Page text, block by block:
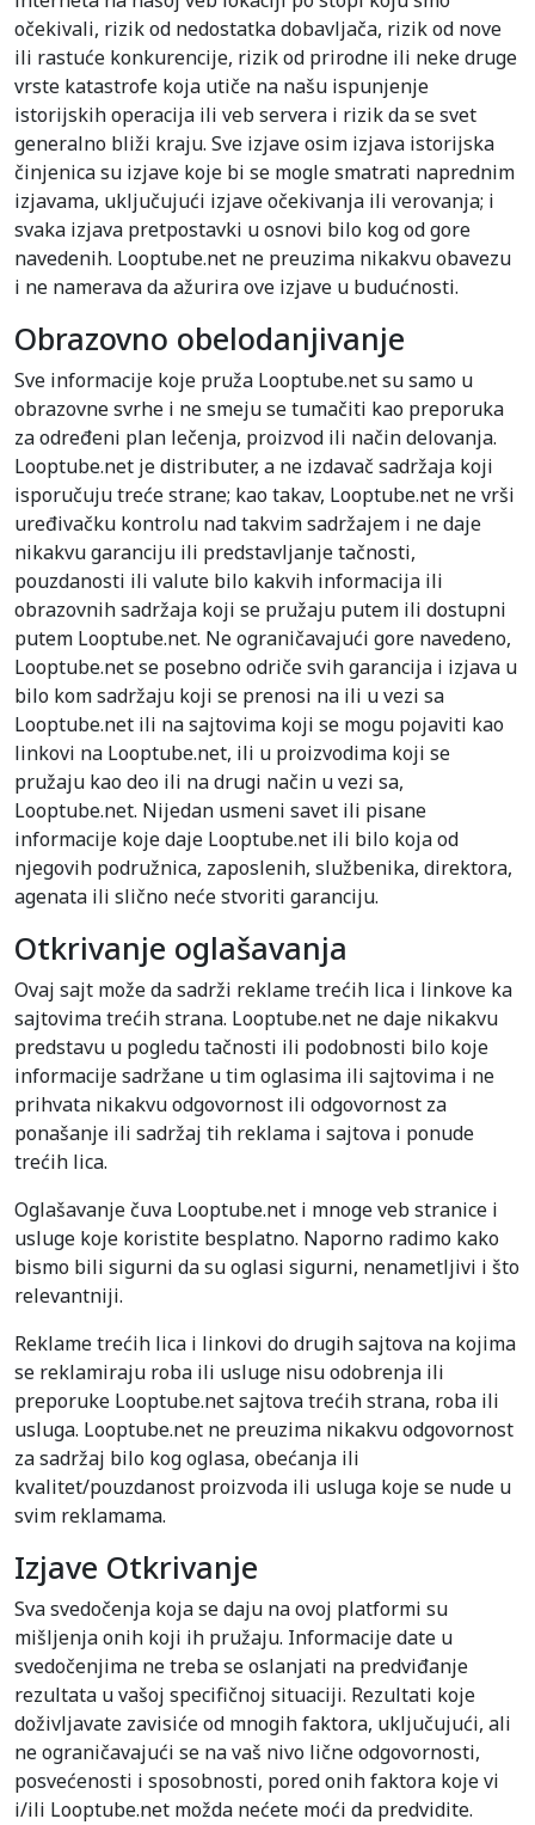
očekivali, rizik od nedostatka dobavljača, rizik od nove
ili rastuće konkurencije, rizik od prirodne ili neke druge
vrste katastrofe koja utiče na našu ispunjenje
istorijskih operacija ili veb servera i rizik da se svet
generalno bliži kraju. Sve izjave osim izjava istorijska
činjenica su izjave koje bi se mogle smatrati naprednim
izjavama, uključujući izjave očekivanja ili verovanja; i
svaka izjava pretpostavki u osnovi bilo kog od gore
navedenih. Looptube.net ne preuzima nikakvu obavezu
i ne namerava da ažurira ove izjave u budućnosti.
Obrazovno obelodanjivanje
Sve informacije koje pruža Looptube.net su samo u
obrazovne svrhe i ne smeju se tumačiti kao preporuka
za određeni plan lečenja, proizvod ili način delovanja.
Looptube.net je distributer, a ne izdavač sadržaja koji
isporučuju treće strane; kao takav, Looptube.net ne vrši
uređivačku kontrolu nad takvim sadržajem i ne daje
nikakvu garanciju ili predstavljanje tačnosti,
pouzdanosti ili valute bilo kakvih informacija ili
obrazovnih sadržaja koji se pružaju putem ili dostupni
putem Looptube.net. Ne ograničavajući gore navedeno,
Looptube.net se posebno odriče svih garancija i izjava u
bilo kom sadržaju koji se prenosi na ili u vezi sa
Looptube.net ili na sajtovima koji se mogu pojaviti kao
linkovi na Looptube.net, ili u proizvodima koji se
pružaju kao deo ili na drugi način u vezi sa,
Looptube.net. Nijedan usmeni savet ili pisane
informacije koje daje Looptube.net ili bilo koja od
njegovih podružnica, zaposlenih, službenika, direktora,
agenata ili slično neće stvoriti garanciju.
Otkrivanje oglašavanja
Ovaj sajt može da sadrži reklame trećih lica i linkove ka
sajtovima trećih strana. Looptube.net ne daje nikakvu
predstavu u pogledu tačnosti ili podobnosti bilo koje
informacije sadržane u tim oglasima ili sajtovima i ne
prihvata nikakvu odgovornost ili odgovornost za
ponašanje ili sadržaj tih reklama i sajtova i ponude
trećih lica.
Oglašavanje čuva Looptube.net i mnoge veb stranice i
usluge koje koristite besplatno. Naporno radimo kako
bismo bili sigurni da su oglasi sigurni, nenametljivi i što
relevantniji.
Reklame trećih lica i linkovi do drugih sajtova na kojima
se reklamiraju roba ili usluge nisu odobrenja ili
preporuke Looptube.net sajtova trećih strana, roba ili
usluga. Looptube.net ne preuzima nikakvu odgovornost
za sadržaj bilo kog oglasa, obećanja ili
kvalitet/pouzdanost proizvoda ili usluga koje se nude u
svim reklamama.
Izjave Otkrivanje
Sva svedočenja koja se daju na ovoj platformi su
mišljenja onih koji ih pružaju. Informacije date u
svedočenjima ne treba se oslanjati na predviđanje
rezultata u vašoj specifičnoj situaciji. Rezultati koje
doživljavate zavisiće od mnogih faktora, uključujući, ali
ne ograničavajući se na vaš nivo lične odgovornosti,
posvećenosti i sposobnosti, pored onih faktora koje vi
i/ili Looptube.net možda nećete moći da predvidite.